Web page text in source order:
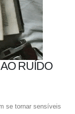
RUÍDO
se tornar sensíveis